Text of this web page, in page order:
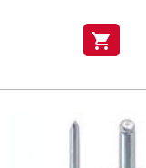
shopping_cart